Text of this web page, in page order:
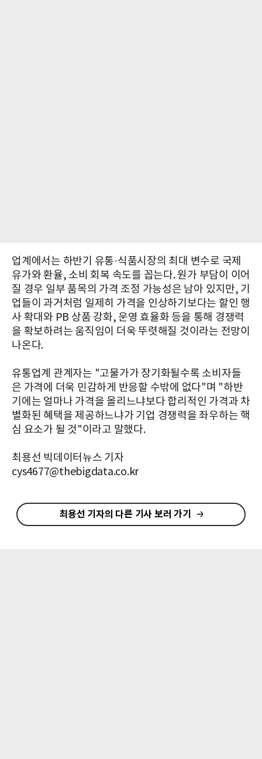
업계에서는 하반기 유통·식품시장의 최대 변수로 국제
유가와 환율, 소비 회복 속도를 꼽는다. 원가 부담이 이어
질 경우 일부 품목의 가격 조정 가능성은 남아 있지만, 기
업들이 과거처럼 일제히 가격을 인상하기보다는 할인 행
사 확대와 PB 상품 강화, 운영 효율화 등을 통해 경쟁력
을 확보하려는 움직임이 더욱 뚜렷해질 것이라는 전망이
나온다.
유통업계 관계자는 "고물가가 장기화될수록 소비자들
은 가격에 더욱 민감하게 반응할 수밖에 없다"며 "하반
기에는 얼마나 가격을 올리느냐보다 합리적인 가격과 차
별화된 혜택을 제공하느냐가 기업 경쟁력을 좌우하는 핵
심 요소가 될 것"이라고 말했다.
최용선 빅데이터뉴스 기자
cys4677@thebigdata.co.kr
최용선 기자의 다른 기사 보러 가기